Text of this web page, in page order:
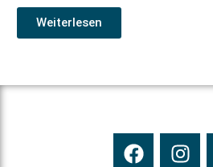
Weiterlesen